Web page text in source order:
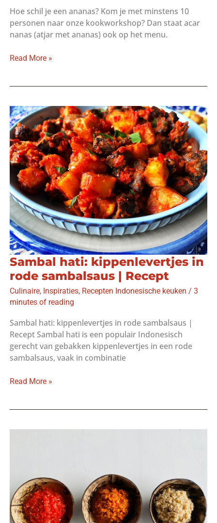
Hoe schil je een ananas? Kom je met minstens 10
personen naar onze kookworkshop? Dan staat acar
nanas (atjar met ananas) ook op het menu.
Hoe
ananas?
Read More »
Sambal hati: kippenlevertjes in
rode sambalsaus | Recept
Culinaire, Inspiraties, Recepten Indonesische keuken / 3
minutes of reading
Sambal hati: kippenlevertjes in rode sambalsaus |
Recept Sambal hati is een populair Indonesisch
gerecht van gebakken kippenlevertjes in een rode
sambalsaus, vaak in combinatie
Sambal
rode
Read More »